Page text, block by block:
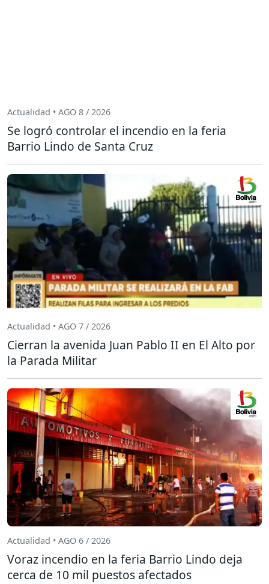
Actualidad • AGO 8 / 2026
Se logró controlar el incendio en la feria
Barrio Lindo de Santa Cruz
Actualidad • AGO 7 / 2026
Cierran la avenida Juan Pablo II en El Alto por
la Parada Militar
Actualidad • AGO 6 / 2026
Voraz incendio en la feria Barrio Lindo deja
cerca de 10 mil puestos afectados